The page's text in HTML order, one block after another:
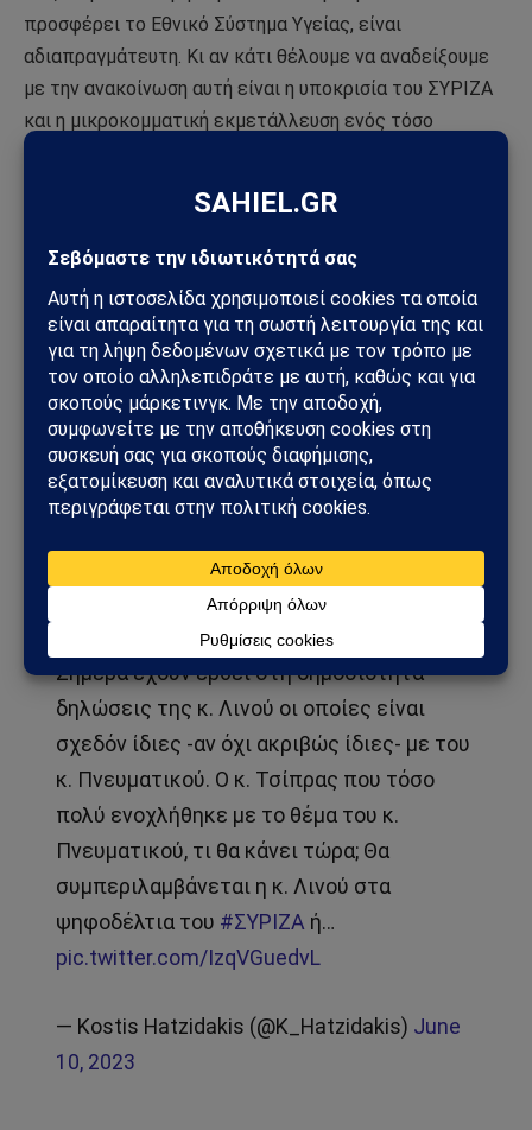
προσφέρει το Εθνικό Σύστημα Υγείας, είναι
αδιαπραγμάτευτη. Κι αν κάτι θέλουμε να αναδείξουμε
με την ανακοίνωση αυτή είναι η υποκρισία του ΣΥΡΙΖΑ
και η μικροκομματική εκμετάλλευση ενός τόσο
Ακόμη, ο υποψήφιος βουλευτής της ΝΔ, Κωστής
Χατζηδάκης, έγραψε στο Twitter ότι «σήμερα έχουν
είναι σχεδόν ίδιες -αν όχι ακριβώς ίδιες- με του κ.
Πνευματικού.
Ο κ. Τσίπρας που τόσο πολύ ενοχλήθηκε με το θέμα
του κ. Πνευματικού, τι θα κάνει τώρα;
Θα συμπεριλαμβάνεται η κ. Λινού στα ψηφοδέλτια του
Δεν μπορεί να υπάρξουν 2 μέτρα και 2 σταθμά!».
Σήμερα έχουν έρθει στη δημοσιότητα
δηλώσεις της κ. Λινού οι οποίες είναι
σχεδόν ίδιες -αν όχι ακριβώς ίδιες- με του
κ. Πνευματικού. Ο κ. Τσίπρας που τόσο
πολύ ενοχλήθηκε με το θέμα του κ.
Πνευματικού, τι θα κάνει τώρα; Θα
συμπεριλαμβάνεται η κ. Λινού στα
ψηφοδέλτια του #ΣΥΡΙΖΑ ή…
pic.twitter.com/IzqVGuedvL
— Kostis Hatzidakis (@K_Hatzidakis) June
10, 2023